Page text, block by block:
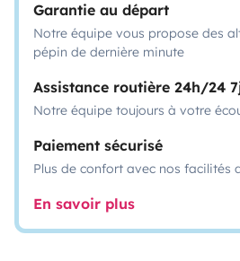
Garantie au départ
Notre équipe vous propose des
pépin de dernière minute
Assistance routière 24h/24
Notre équipe toujours à votre
Paiement sécurisé
Plus de confort avec nos facilités
En savoir plus